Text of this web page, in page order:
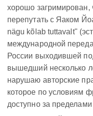
хорошо
перепутать с Яаком
nägu kõlab tuttavalt"
международной
России выходившей
вышедший несколько
нарушаю авторские
которое по условиям
доступно за